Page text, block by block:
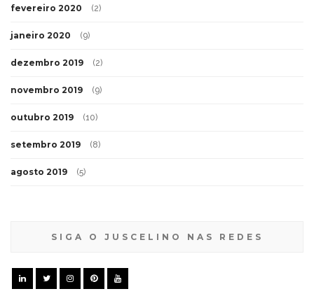
fevereiro 2020 (2)
janeiro 2020 (9)
dezembro 2019 (2)
novembro 2019 (9)
outubro 2019 (10)
setembro 2019 (8)
agosto 2019 (5)
SIGA O JUSCELINO NAS REDES